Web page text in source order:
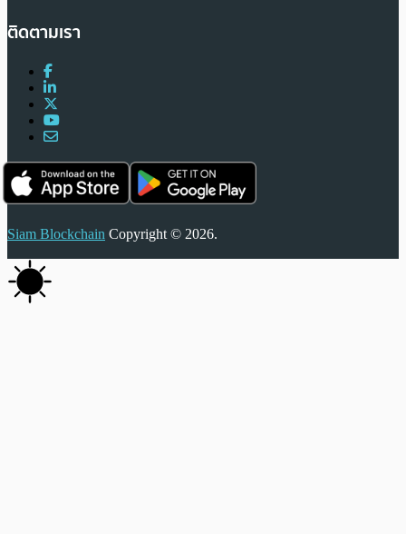
ติดตามเรา
Siam Blockchain Copyright © 2026.